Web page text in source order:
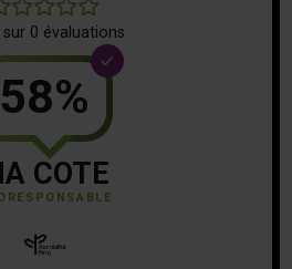
sur 0 évaluations
58%
COTE